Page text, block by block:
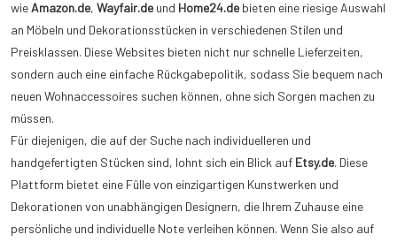
wieAmazon.de, Wayfair.de und Home24.de bieten eine riesige Auswahl
an Möbeln und Dekorationsstücken in verschiedenen Stilen und
Preisklassen. Diese Websites bieten nicht nur schnelle Lieferzeiten,
sondern auch eine einfache Rückgabepolitik, sodass Sie bequem nach
neuen Wohnaccessoires suchen können, ohne sich Sorgen machen zu
müssen.
Für diejenigen, die auf der Suche nach individuelleren und
handgefertigten Stücken sind, lohnt sich ein Blick auf Etsy.de. Diese
Plattform bietet eine Fülle von einzigartigen Kunstwerken und
Dekorationen von unabhängigen Designern, die Ihrem Zuhause eine
persönliche und individuelle Note verleihen können. Wenn Sie also auf